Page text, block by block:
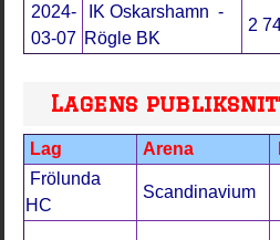
2024-
03-07
IK Oskarshamn -
Rögle BK
2
Lagens
Lag Arena
Frölunda
HC
Scandinavium